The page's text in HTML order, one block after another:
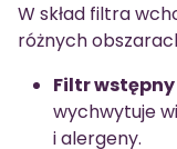
W skład filtra
różnych
Filtr wstępny
wychwytuje
i alergeny.